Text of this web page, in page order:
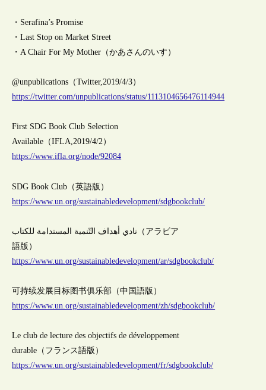
・Serafina’s Promise
・Last Stop on Market Street
・A Chair For My Mother（かあさんのいす）
@unpublications（Twitter,2019/4/3）
https://twitter.com/unpublications/status/1113104656476114944
First SDG Book Club Selection
Available（IFLA,2019/4/2）
https://www.ifla.org/node/92084
SDG Book Club（英語版）
https://www.un.org/sustainabledevelopment/sdgbookclub/
نادي أهداف التّنمية المستدامة للكتاب（アラビア
語版）
https://www.un.org/sustainabledevelopment/ar/sdgbookclub/
可持续发展目标图书俱乐部（中国語版）
https://www.un.org/sustainabledevelopment/zh/sdgbookclub/
Le club de lecture des objectifs de développement
durable（フランス語版）
https://www.un.org/sustainabledevelopment/fr/sdgbookclub/